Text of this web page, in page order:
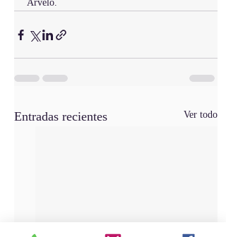
Arvelo.
Entradas recientes Ver todo